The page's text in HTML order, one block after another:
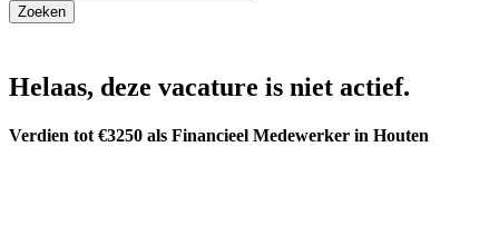
Helaas, deze vacature is niet actief.
Verdien tot €3250 als Financieel Medewerker in Houten